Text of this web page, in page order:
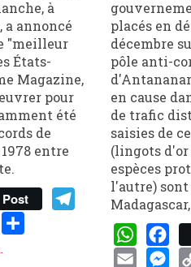
à
a annoncé
"meilleur
États-
Magazine,
pour
été
de
entre
Post
placés en
décembre
pôle anti-
en cause
de trafic
saisies de
(lingots d'or
espèces
l'autre)
Madagascar,
WhatsApp